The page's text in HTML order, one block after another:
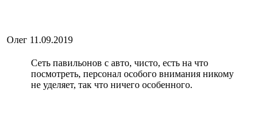
Олег 11.09.2019
Сеть павильонов с авто, чисто, есть на что
посмотреть, персонал особого внимания никому
не уделяет, так что ничего особенного.